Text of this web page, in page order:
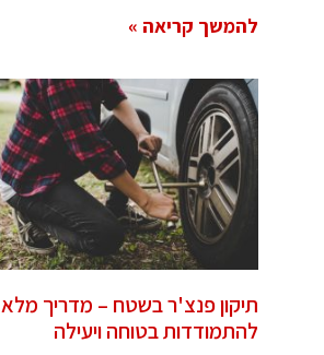
להמשך קריאה »
תיקון פנצ'ר בשטח – מדריך מלא
להתמודדות בטוחה ויעילה